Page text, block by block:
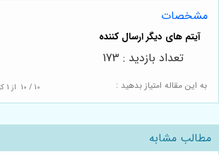
مشخصات
به این مقاله امتیاز بدهید : 10 / 10 از 1
تعداد بازدید : 173
مطالب مشابه